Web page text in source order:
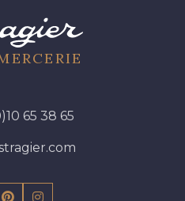
65 38 65